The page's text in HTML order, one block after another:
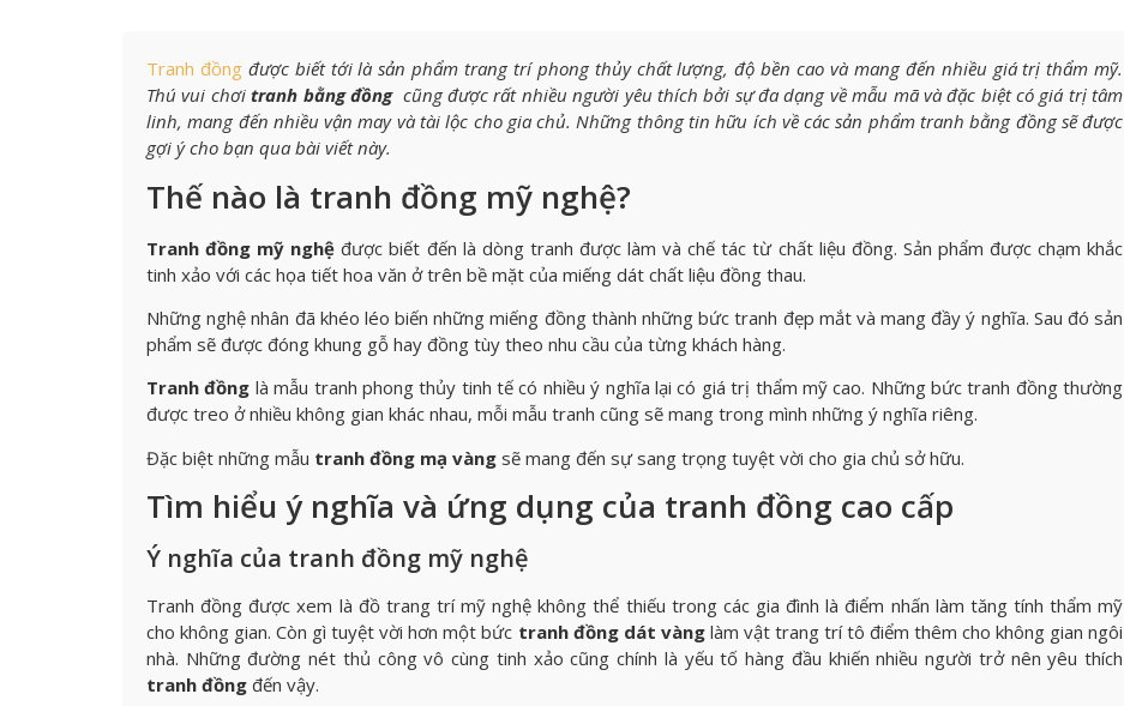
Tranh đồng được biết tới là sản phẩm trang trí phong thủy chất lượng, độ bền cao và mang đến nhiều giá trị thẩm mỹ.
Thú vui chơitranh bằng đồng cũng được rất nhiều người yêu thích bởi sự đa dạng về mẫu mã và đặc biệt có giá trị tâm
linh, mang đến nhiều vận may và tài lộc cho gia chủ. Những thông tin hữu ích về các sản phẩm tranh bằng đồng sẽ được
gợi ý cho bạn qua bài viết này.
Thế nào là tranh đồng mỹ nghệ?
Tranh đồng mỹ nghệđược biết đến là dòng tranh được làm và chế tác từ chất liệu đồng. Sản phẩm được chạm khắc
tinh xảo với các họa tiết hoa văn ở trên bề mặt của miếng dát chất liệu đồng thau.
Những nghệ nhân đã khéo léo biến những miếng đồng thành những bức tranh đẹp mắt và mang đầy ý nghĩa. Sau đó sản
phẩm sẽ được đóng khung gỗ hay đồng tùy theo nhu cầu của từng khách hàng.
Tranh đồng là mẫu tranh phong thủy tinh tế có nhiều ý nghĩa lại có giá trị thẩm mỹ cao. Những bức tranh đồng thường
được treo ở nhiều không gian khác nhau, mỗi mẫu tranh cũng sẽ mang trong mình những ý nghĩa riêng.
Đặc biệt những mẫu tranh đồng mạ vàng sẽ mang đến sự sang trọng tuyệt vời cho gia chủ sở hữu.
Tìm hiểu ý nghĩa và ứng dụng của tranh đồng cao cấp
Ý nghĩa của tranh đồng mỹ nghệ
Tranh đồng được xem là đồ trang trí mỹ nghệ không thể thiếu trong các gia đình là điểm nhấn làm tăng tính thẩm mỹ
cho không gian. Còn gì tuyệt vời hơn một bức tranh đồng dát vàng làm vật trang trí tô điểm thêm cho không gian ngôi
nhà. Những đường nét thủ công vô cùng tinh xảo cũng chính là yếu tố hàng đầu khiến nhiều người trở nên yêu thích
tranh đồng đến vậy.